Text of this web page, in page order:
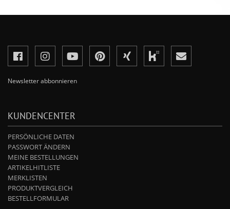
Newsletter abbonnieren
KUNDENCENTER
PERSÖNLICHE DATEN
PASSWORT ÄNDERN
MEINE BESTELLUNGEN
ARTIKELHITLISTE
MERKLISTEN
PRODUKTVERGLEICH
BESTELLFORMULAR